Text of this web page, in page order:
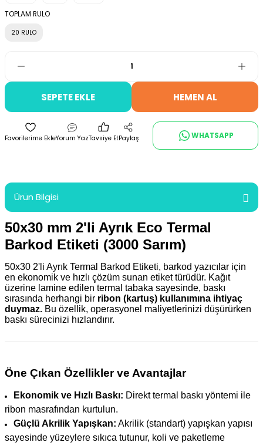
TOPLAM RULO
20 RULO
SEPETE EKLE HEMEN AL
Yorum YazTavsiye EtPaylaş WHATSAPP
Ürün Bilgisi
50x30 mm 2'li Ayrık Eco Termal
Barkod Etiketi (3000 Sarım)
50x30 2'li Ayrık Termal Barkod Etiketi, barkod yazıcılar için
en ekonomik ve hızlı çözüm sunan etiket türüdür. Kağıt
üzerine lamine edilen termal tabaka sayesinde, baskı
sırasında herhangi bir ribon (kartuş) kullanımına ihtiyaç
duymaz. Bu özellik, operasyonel maliyetlerinizi düşürürken
baskı sürecinizi hızlandırır.
Öne Çıkan Özellikler ve Avantajlar
Ekonomik ve Hızlı Baskı: Direkt termal baskı yöntemi ile
ribon masrafından kurtulun.
Güçlü Akrilik Yapışkan: Akrilik (standart) yapışkan yapısı
sayesinde yüzeylere sıkıca tutunur, koli ve paketleme